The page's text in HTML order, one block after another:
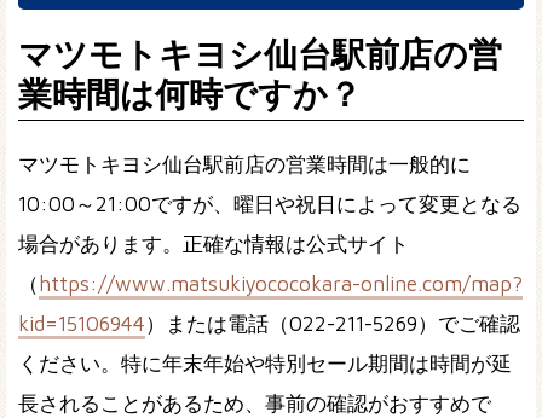
マツモトキヨシ仙台駅前店の営
業時間は何時ですか？
マツモトキヨシ仙台駅前店の営業時間は一般的に
10:00～21:00ですが、曜日や祝日によって変更となる
場合があります。正確な情報は公式サイト
（ https://www.matsukiyococokara-online.com/map?
kid=15106944）または電話（022-211-5269）でご確認
ください。特に年末年始や特別セール期間は時間が延
長されることがあるため、事前の確認がおすすめで